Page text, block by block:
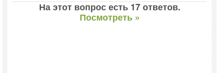
На этот вопрос есть 17 ответов.
Посмотреть »